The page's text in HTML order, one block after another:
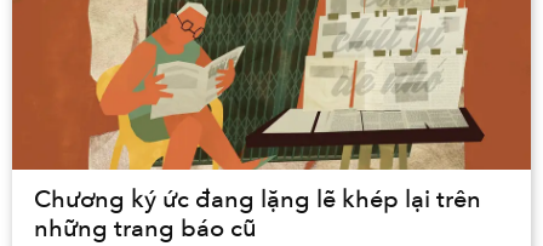
Chương ký ức đang lặng lẽ khép lại trên
những trang báo cũ